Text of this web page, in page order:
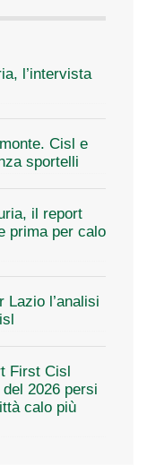
l’intervista
Cisl e
sportelli
il report
prima per calo
Lazio l’analisi
First Cisl
2026 persi
calo più